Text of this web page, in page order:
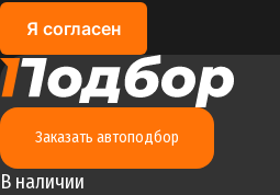
Я согласен
Заказать автоподбор
В наличии